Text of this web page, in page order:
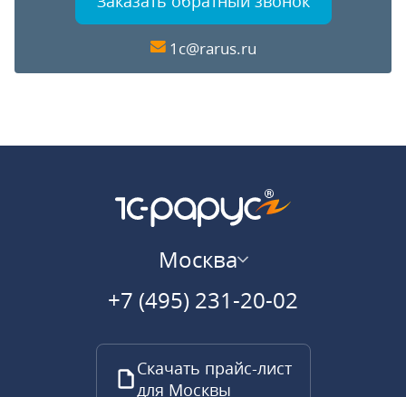
1c@rarus.ru
Москва
+7 (495) 231-20-02
Скачать прайс-лист
для Москвы